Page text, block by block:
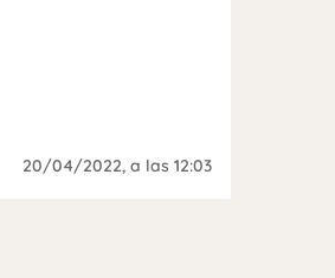
20/04/2022, a las 12:03